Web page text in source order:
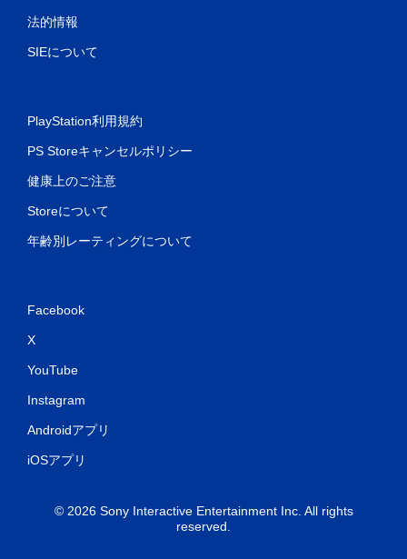
法的情報
SIEについて
PlayStation利用規約
PS Storeキャンセルポリシー
健康上のご注意
Storeについて
年齢別レーティングについて
Facebook
X
YouTube
Instagram
Androidアプリ
iOSアプリ
© 2026 Sony Interactive Entertainment Inc. All rights
reserved.